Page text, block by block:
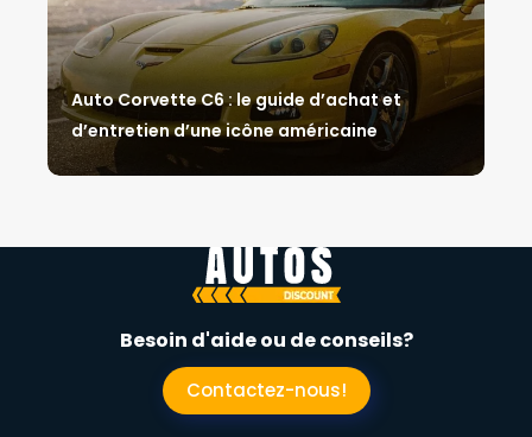
Auto Corvette C6 : le guide d’achat et
d’entretien d’une icône américaine
Besoin d'aide ou de conseils?
Contactez-nous!